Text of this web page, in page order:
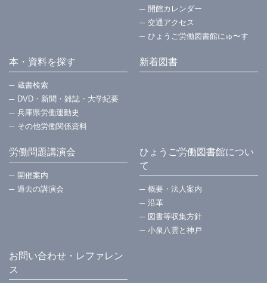
開館カレンダー
交通アクセス
ひょうご労働図書館にゅ〜す
本・資料を探す
蔵書検索
DVD・新聞・雑誌・大学紀要
兵庫県労働運動史
その他労働関係資料
新着図書
労働問題講演会
開催案内
過去の講演会
ひょうご労働図書館につい
て
概要・法⼈案内
沿革
図書等収集方針
小泉八雲と神戸
お問い合わせ・レファレン
ス